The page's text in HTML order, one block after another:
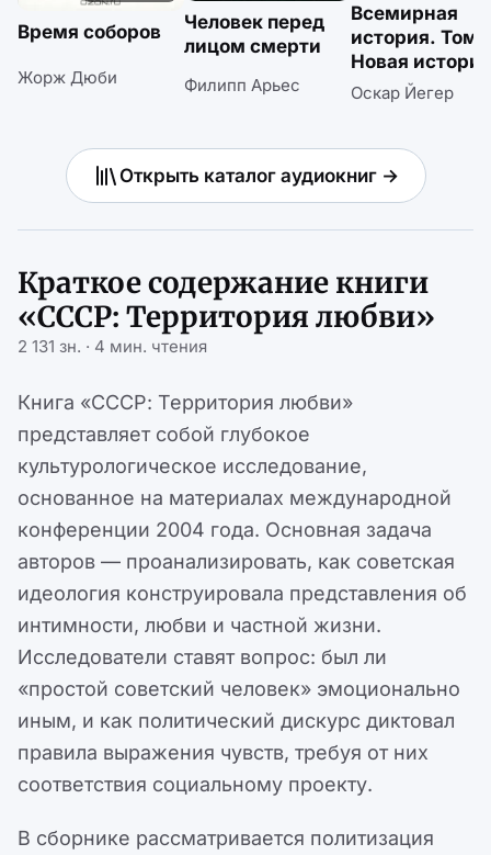
Время соборов
Жорж Дюби
Человек перед
лицом смерти
Филипп Арьес
Всемирная
история. Том
Новая история
Оскар Йегер
Открыть каталог аудиокниг →
Краткое содержание книги
«СССР: Территория любви»
2 131 зн. · 4 мин. чтения
Книга «СССР: Территория любви»
представляет собой глубокое
культурологическое исследование,
основанное на материалах международной
конференции 2004 года. Основная задача
авторов — проанализировать, как советская
идеология конструировала представления об
интимности, любви и частной жизни.
Исследователи ставят вопрос: был ли
«простой советский человек» эмоционально
иным, и как политический дискурс диктовал
правила выражения чувств, требуя от них
соответствия социальному проекту.
В сборнике рассматривается политизация